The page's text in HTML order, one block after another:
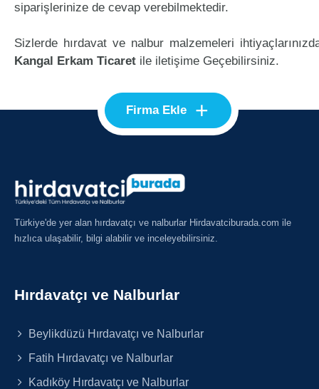
siparişlerinize de cevap verebilmektedir.
Sizlerde hırdavat ve nalbur malzemeleri
Kangal Erkam Ticaret ile iletişime Geçebilirsiniz.
Firma Ekle +
Türkiye'de yer alan hırdavatçı ve nalburlar Hirdavatciburada.com ile
hızlıca ulaşabilir, bilgi alabilir ve inceleyebilirsiniz.
Hırdavatçı ve Nalburlar
Beylikdüzü Hırdavatçı ve Nalburlar
Fatih Hırdavatçı ve Nalburlar
Kadıköy Hırdavatçı ve Nalburlar